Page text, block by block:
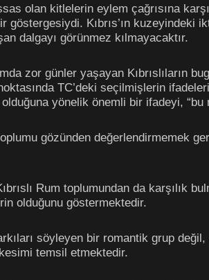
olan kitlelerin eylem çağrısına
Kıbrıs’ın kuzeyindeki
dalgayı görünmez kılmayacaktır.
zor günler yaşayan Kıbrıslıların
TC’deki seçilmişlerin
yönelik önemli bir ifadeyi,
gözünden değerlendirmemek
Rum toplumundan da karşılık
olduğunu göstermektedir.
söyleyen bir romantik grup
temsil etmektedir.